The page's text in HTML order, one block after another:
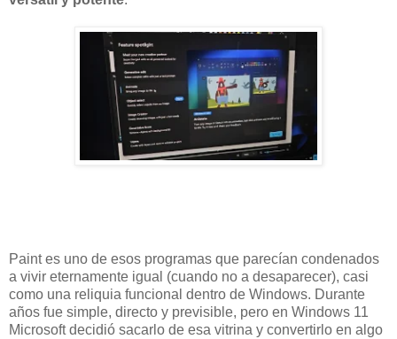
Paint es uno de esos programas que parecían condenados
a vivir eternamente igual (cuando no a desaparecer), casi
como una reliquia funcional dentro de Windows. Durante
años fue simple, directo y previsible, pero en Windows 11
Microsoft decidió sacarlo de esa vitrina y convertirlo en algo